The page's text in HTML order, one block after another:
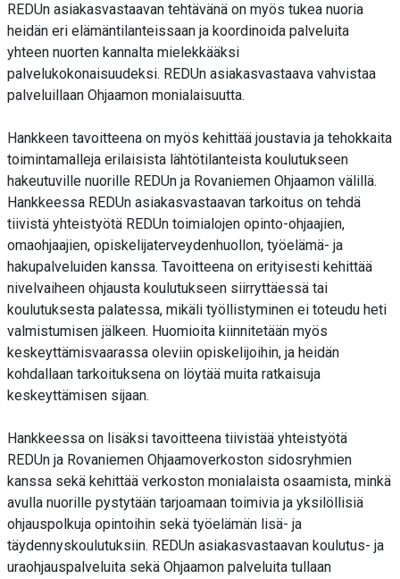
REDUn asiakasvastaavan tehtävänä on myös tukea nuoria
heidän eri elämäntilanteissaan ja koordinoida palveluita
yhteen nuorten kannalta mielekkääksi
palvelukokonaisuudeksi. REDUn asiakasvastaava vahvistaa
palveluillaan Ohjaamon monialaisuutta.
Hankkeen tavoitteena on myös kehittää joustavia ja tehokkaita
toimintamalleja erilaisista lähtötilanteista koulutukseen
hakeutuville nuorille REDUn ja Rovaniemen Ohjaamon välillä.
Hankkeessa REDUn asiakasvastaavan tarkoitus on tehdä
tiivistä yhteistyötä REDUn toimialojen opinto-ohjaajien,
omaohjaajien, opiskelijaterveydenhuollon, työelämä- ja
hakupalveluiden kanssa. Tavoitteena on erityisesti kehittää
nivelvaiheen ohjausta koulutukseen siirryttäessä tai
koulutuksesta palatessa, mikäli työllistyminen ei toteudu heti
valmistumisen jälkeen. Huomioita kiinnitetään myös
keskeyttämisvaarassa oleviin opiskelijoihin, ja heidän
kohdallaan tarkoituksena on löytää muita ratkaisuja
keskeyttämisen sijaan.
Hankkeessa on lisäksi tavoitteena tiivistää yhteistyötä
REDUn ja Rovaniemen Ohjaamoverkoston sidosryhmien
kanssa sekä kehittää verkoston monialaista osaamista, minkä
avulla nuorille pystytään tarjoamaan toimivia ja yksilöllisiä
ohjauspolkuja opintoihin sekä työelämän lisä- ja
täydennyskoulutuksiin. REDUn asiakasvastaavan koulutus- ja
uraohjauspalveluita sekä Ohjaamon palveluita tullaan